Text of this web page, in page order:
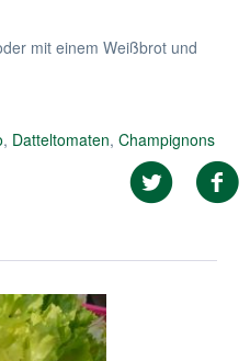
mit einem Weißbrot und
, Datteltomaten, Champignons